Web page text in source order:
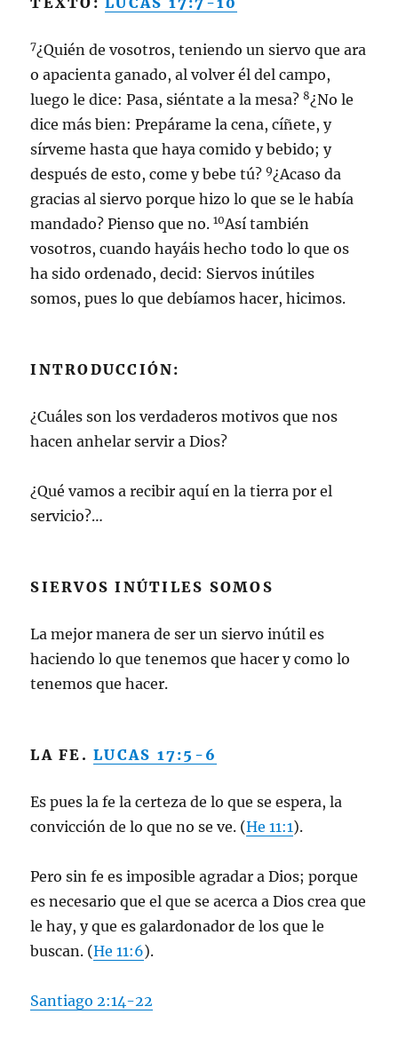
7¿Quién de vosotros, teniendo un siervo que ara
o apacienta ganado, al volver él del campo,
luego le dice: Pasa, siéntate a la mesa?8¿No le
dice más bien: Prepárame la cena, cíñete, y
sírveme hasta que haya comido y bebido; y
después de esto, come y bebe tú?9¿Acaso da
gracias al siervo porque hizo lo que se le había
mandado? Pienso que no.10Así también
vosotros, cuando hayáis hecho todo lo que os
ha sido ordenado, decid: Siervos inútiles
somos, pues lo que debíamos hacer, hicimos.
INTRODUCCIÓN:
¿Cuáles son los verdaderos motivos que nos
hacen anhelar servir a Dios?
¿Qué vamos a recibir aquí en la tierra por el
servicio?…
SIERVOS INÚTILES SOMOS
La mejor manera de ser un siervo inútil es
haciendo lo que tenemos que hacer y como lo
tenemos que hacer.
LA FE.LUCAS 17:5-6
Es pues la fe la certeza de lo que se espera, la
convicción de lo que no se ve. (He 11:1).
Pero sin fe es imposible agradar a Dios; porque
es necesario que el que se acerca a Dios crea que
le hay, y que es galardonador de los que le
buscan. (He 11:6).
Santiago 2:14-22